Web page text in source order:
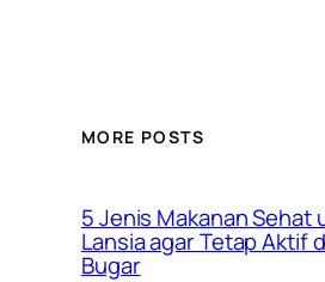
MORE POSTS
5 Jenis Makanan Sehat
Lansia agar Tetap Aktif
Bugar